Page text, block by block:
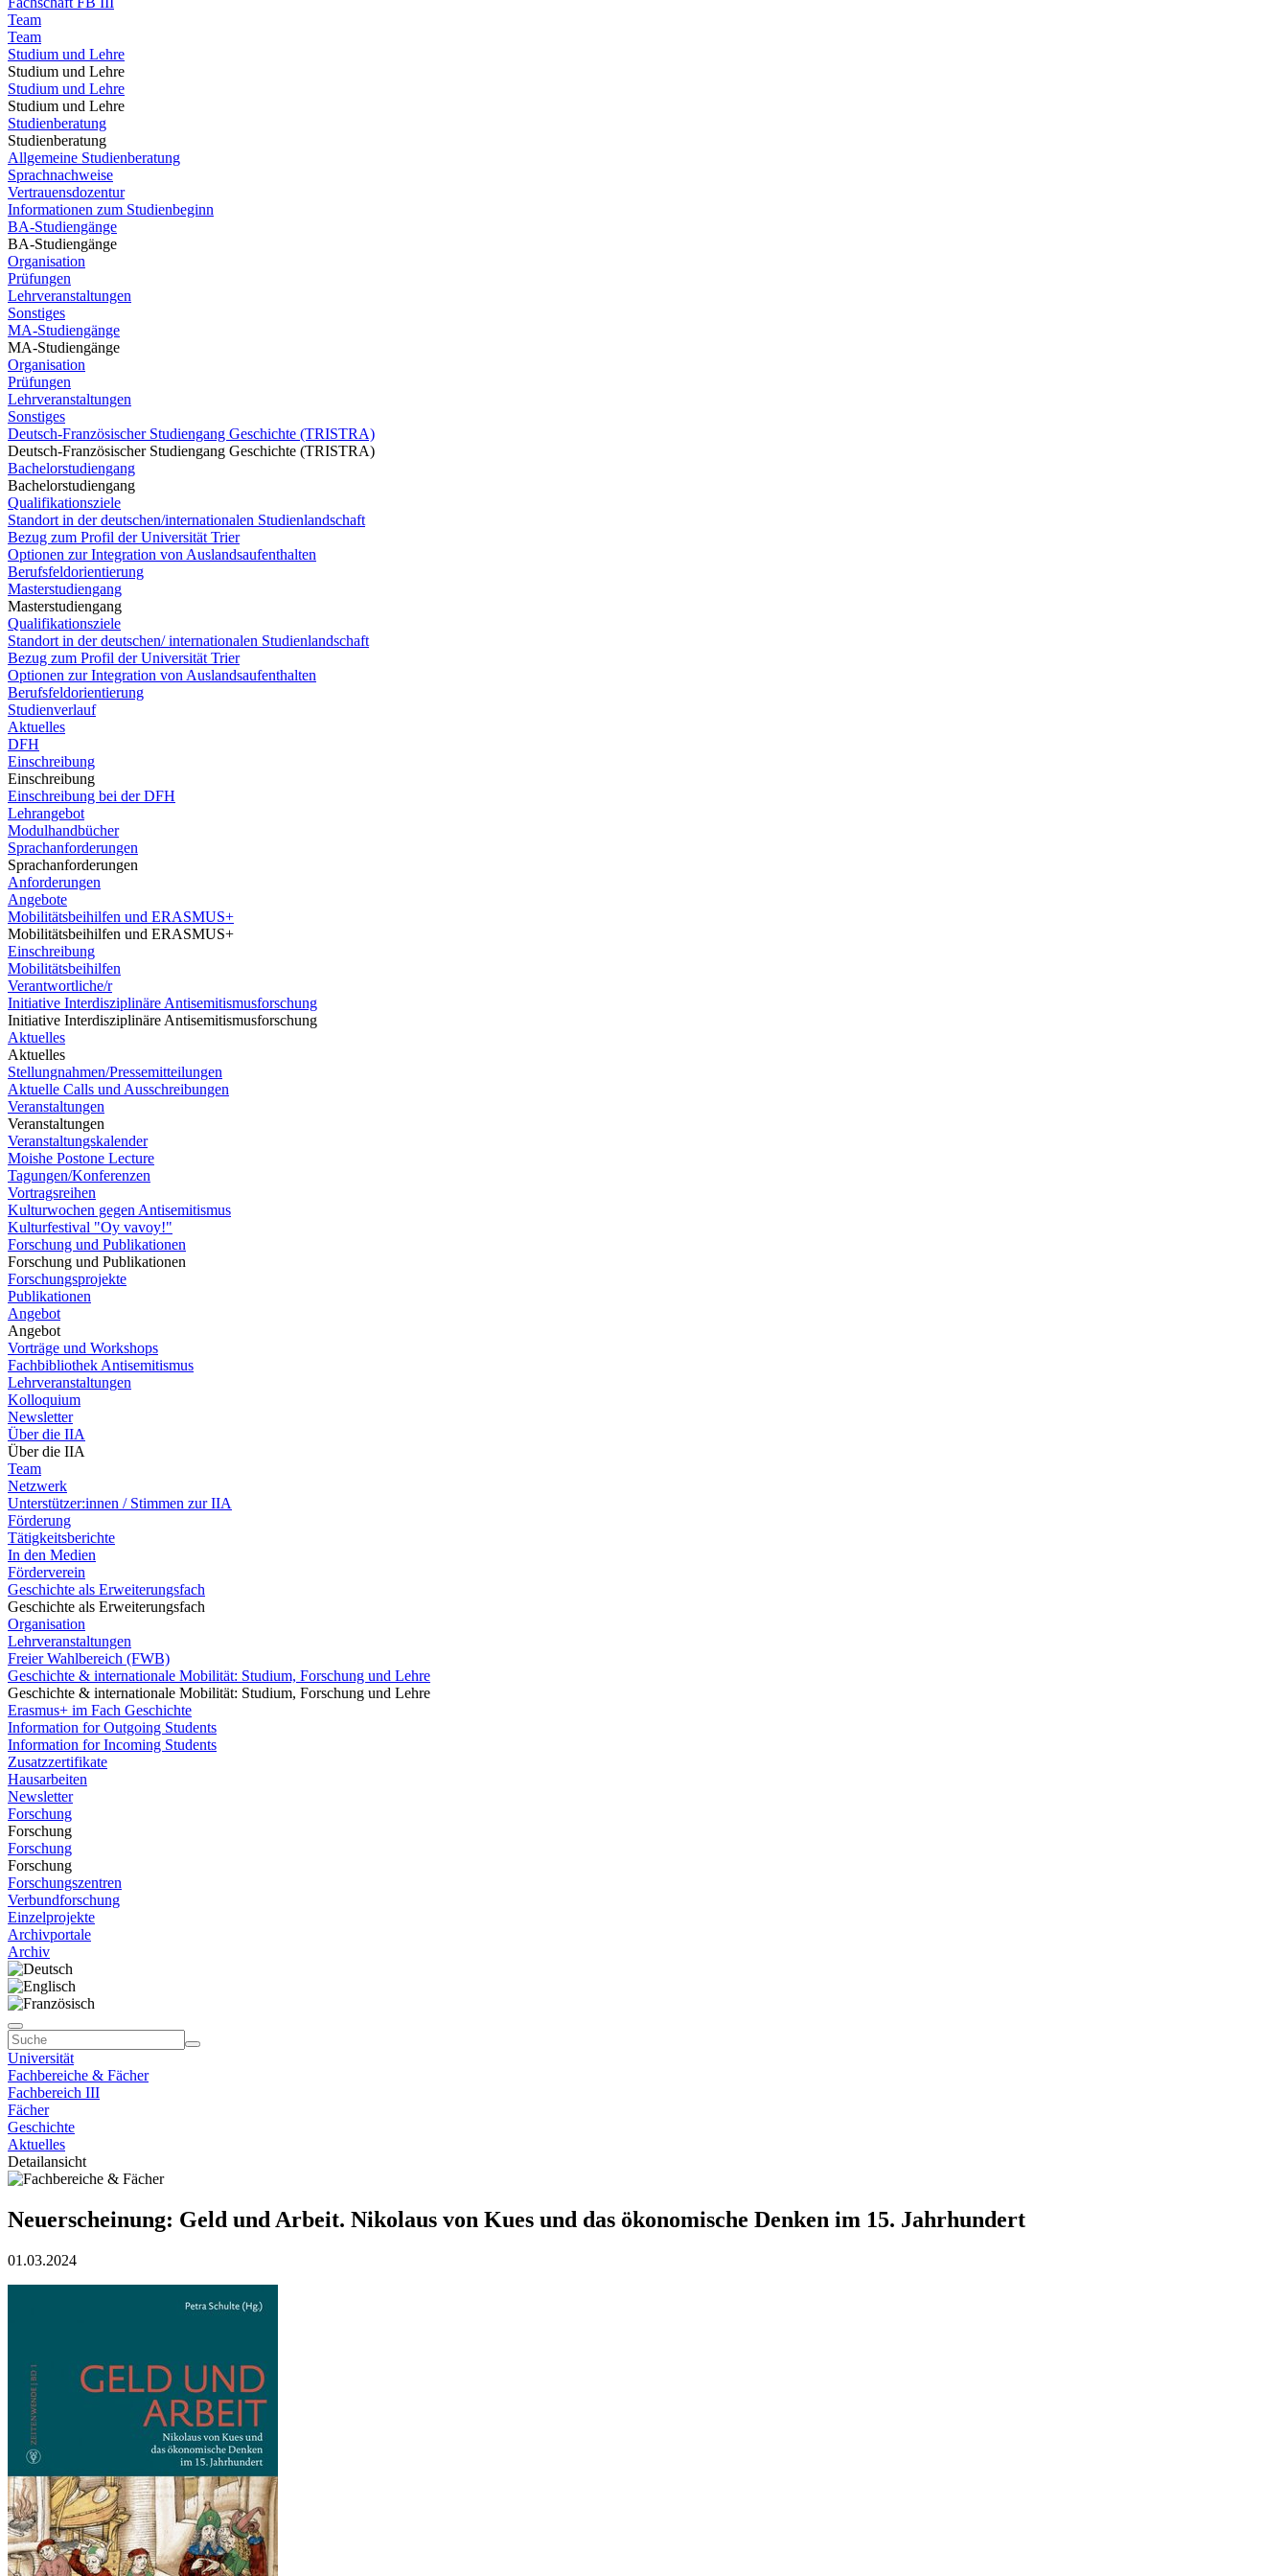
Team
Team
Studium und Lehre
Studium und Lehre
Studium und Lehre
Studium und Lehre
Studienberatung
Studienberatung
Allgemeine Studienberatung
Sprachnachweise
Vertrauensdozentur
Informationen zum Studienbeginn
BA-Studiengänge
BA-Studiengänge
Organisation
Prüfungen
Lehrveranstaltungen
Sonstiges
MA-Studiengänge
MA-Studiengänge
Organisation
Prüfungen
Lehrveranstaltungen
Sonstiges
Deutsch-Französischer Studiengang Geschichte (TRISTRA)
Deutsch-Französischer Studiengang Geschichte (TRISTRA)
Bachelorstudiengang
Bachelorstudiengang
Qualifikationsziele
Standort in der deutschen/internationalen Studienlandschaft
Bezug zum Profil der Universität Trier
Optionen zur Integration von Auslandsaufenthalten
Berufsfeldorientierung
Masterstudiengang
Masterstudiengang
Qualifikationsziele
Standort in der deutschen/ internationalen Studienlandschaft
Bezug zum Profil der Universität Trier
Optionen zur Integration von Auslandsaufenthalten
Berufsfeldorientierung
Studienverlauf
Aktuelles
DFH
Einschreibung
Einschreibung
Einschreibung bei der DFH
Lehrangebot
Modulhandbücher
Sprachanforderungen
Sprachanforderungen
Anforderungen
Angebote
Mobilitätsbeihilfen und ERASMUS+
Mobilitätsbeihilfen und ERASMUS+
Einschreibung
Mobilitätsbeihilfen
Verantwortliche/r
Initiative Interdisziplinäre Antisemitismusforschung
Initiative Interdisziplinäre Antisemitismusforschung
Aktuelles
Aktuelles
Stellungnahmen/Pressemitteilungen
Aktuelle Calls und Ausschreibungen
Veranstaltungen
Veranstaltungen
Veranstaltungskalender
Moishe Postone Lecture
Tagungen/Konferenzen
Vortragsreihen
Kulturwochen gegen Antisemitismus
Kulturfestival "Oy vavoy!"
Forschung und Publikationen
Forschung und Publikationen
Forschungsprojekte
Publikationen
Angebot
Angebot
Vorträge und Workshops
Fachbibliothek Antisemitismus
Lehrveranstaltungen
Kolloquium
Newsletter
Über die IIA
Über die IIA
Team
Netzwerk
Unterstützer:innen / Stimmen zur IIA
Förderung
Tätigkeitsberichte
In den Medien
Förderverein
Geschichte als Erweiterungsfach
Geschichte als Erweiterungsfach
Organisation
Lehrveranstaltungen
Freier Wahlbereich (FWB)
Geschichte & internationale Mobilität: Studium, Forschung und Lehre
Geschichte & internationale Mobilität: Studium, Forschung und Lehre
Erasmus+ im Fach Geschichte
Information for Outgoing Students
Information for Incoming Students
Zusatzzertifikate
Hausarbeiten
Newsletter
Forschung
Forschung
Forschung
Forschung
Forschungszentren
Verbundforschung
Einzelprojekte
Archivportale
Archiv
Universität
Fachbereiche & Fächer
Fachbereich III
Fächer
Geschichte
Aktuelles
Detailansicht
Neuerscheinung: Geld und Arbeit. Nikolaus von Kues und das ökonomische Denken im 15. Jahrhundert
01.03.2024